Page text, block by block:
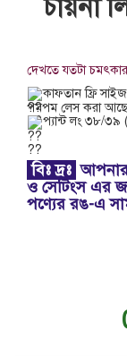
চায়না
দেখতে যতটা
কাফতান ফ্রি
পমপম লেস করা
প্যান্ট লং ৩৮/৩৯
বিঃ দ্রঃ আপনার
ও সেটিংস এর
পণ্যের রঙ-এ